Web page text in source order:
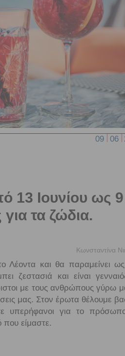
09 06
13 Ιουνίου ως 9
τα ζώδια.
Κωνσταντίνα
Λέοντα και θα παραμείνει
ζεστασιά και είναι
με τους ανθρώπους γύρω
μας. Στον έρωτα θέλουμε
υπερήφανοι για το
που είμαστε.